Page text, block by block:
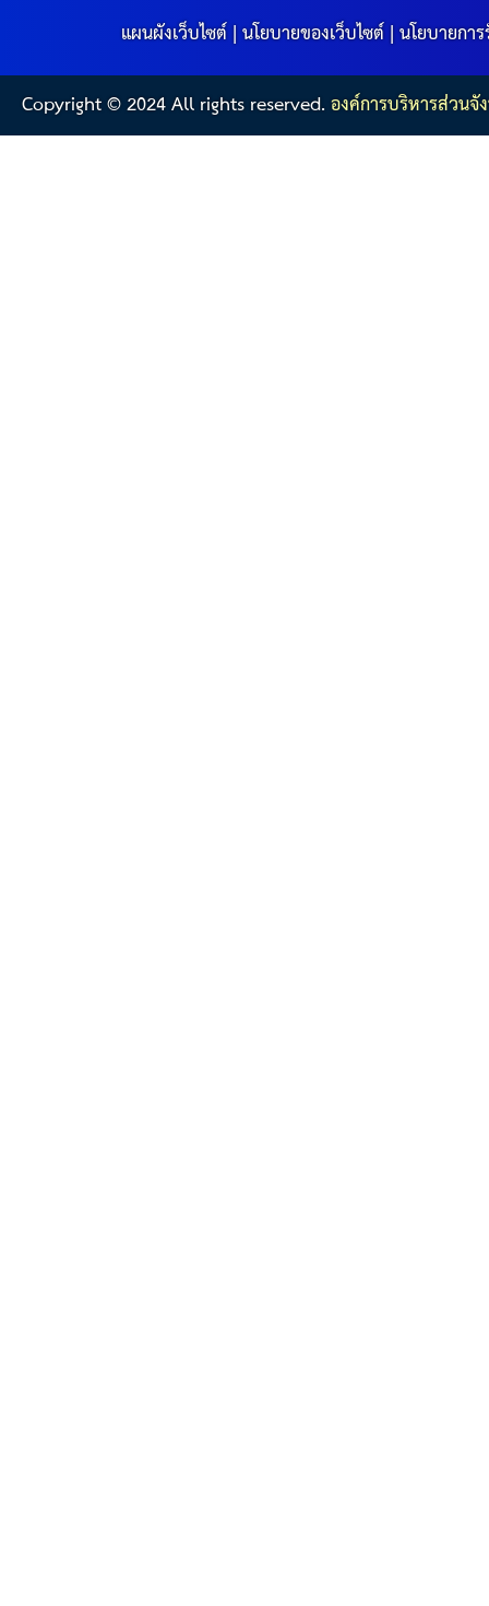
แผนผังเว็บไซต์|นโยบายของเว็บไซต์|นโยบายกา
Copyright © 2024 All rights reserved.องค์การบริหารส่วน